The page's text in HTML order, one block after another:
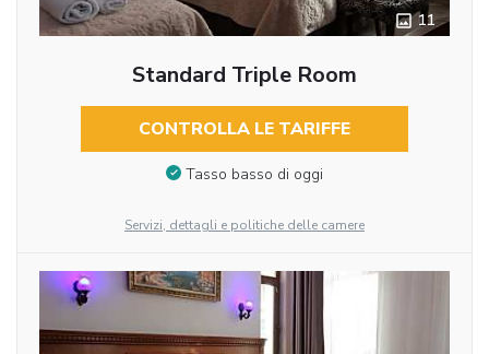
11
Standard Triple Room
CONTROLLA LE TARIFFE
Tasso basso di oggi
Servizi, dettagli e politiche delle camere